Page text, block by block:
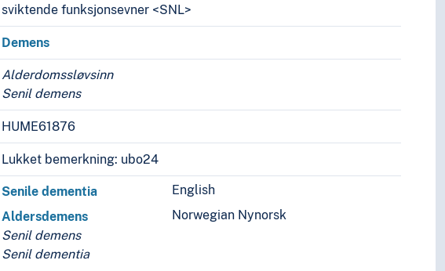
sviktende funksjonsevner <SNL>
Demens
Alderdomssløvsinn
Senil demens
HUME61876
Lukket bemerkning: ubo24
English
Senile dementia
Norwegian Nynorsk
Aldersdemens
Senil demens
Senil dementia